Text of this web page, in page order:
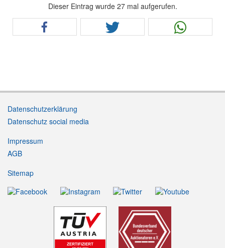
Dieser Eintrag wurde 27 mal aufgerufen.
Datenschutzerklärung
Datenschutz social media
Impressum
AGB
Sitemap